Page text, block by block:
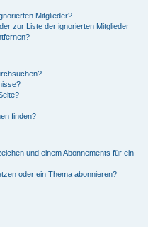
Mitglieder?
zur Liste der ignorierten Mitglieder
finden?
und einem Abonnements für ein
oder ein Thema abonnieren?